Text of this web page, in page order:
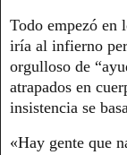
Todo empezó en
iría al infierno
orgulloso de
atrapados en
insistencia se
«Hay gente que